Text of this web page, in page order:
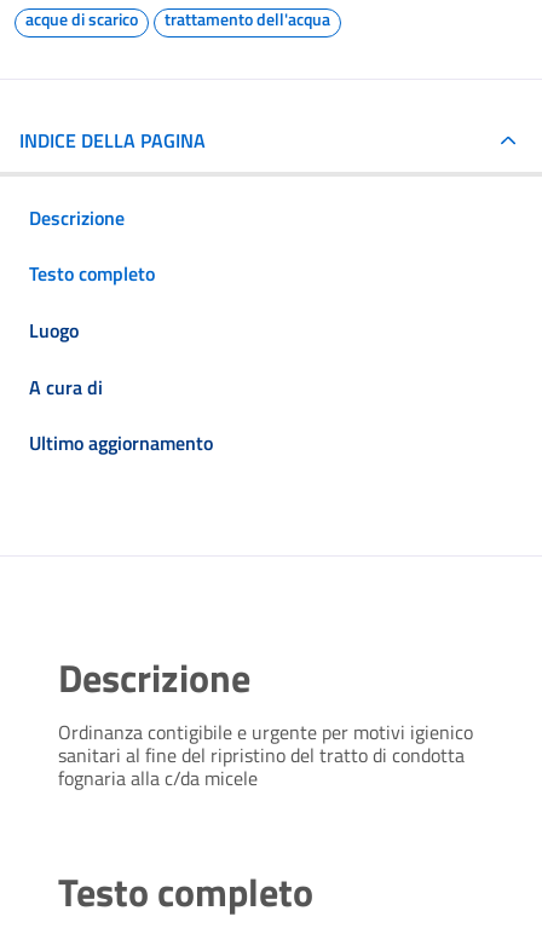
acque di scarico trattamento dell'acqua
INDICE DELLA PAGINA
Descrizione
Testo completo
Luogo
A cura di
Ultimo aggiornamento
Descrizione
Ordinanza contigibile e urgente per motivi igienico
sanitari al fine del ripristino del tratto di condotta
fognaria alla c/da micele
Testo completo